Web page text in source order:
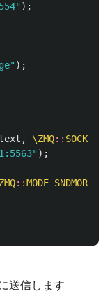
);
);
, \ZMQ::
);
ZMQ::MODE_SNDMORE
送信します